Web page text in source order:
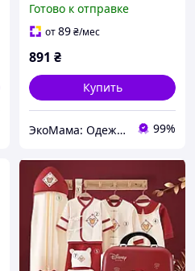
Rose размер 56 см Lari
Желтый
Готово к отправке
от89₴/мес
891 ₴
Купить
ЭкоМама: Одежда для беременных, белье для кормящих, сумка в роддом, одежда для новорожденных 99%